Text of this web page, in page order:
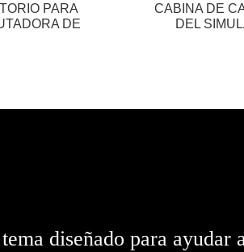
PARA
DE
CABINA DE
DEL
diseñado para ayudar